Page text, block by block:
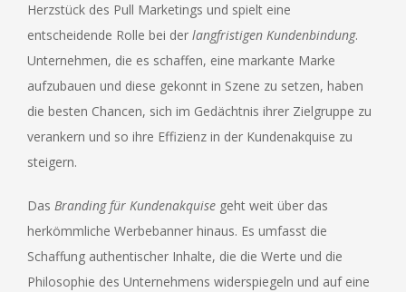
Herzstück des Pull Marketings und spielt eine
entscheidende Rolle bei der langfristigen Kundenbindung.
Unternehmen, die es schaffen, eine markante Marke
aufzubauen und diese gekonnt in Szene zu setzen, haben
die besten Chancen, sich im Gedächtnis ihrer Zielgruppe zu
verankern und so ihre Effizienz in der Kundenakquise zu
steigern.
Das Branding für Kundenakquise geht weit über das
herkömmliche Werbebanner hinaus. Es umfasst die
Schaffung authentischer Inhalte, die die Werte und die
Philosophie des Unternehmens widerspiegeln und auf eine